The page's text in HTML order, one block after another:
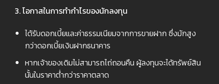
3. โอกาสในการทำกำไรของนักลงทุน
ได้รับดอกเบี้ยและค่าธรรมเนียมจากการขายฝาก ซึ่งมักสูง
กว่าดอกเบี้ยเงินฝากธนาคาร
หากเจ้าของเดิมไม่สามารถไถ่ถอนคืน ผู้ลงทุนจะได้ทรัพย์สิน
นั้นในราคาต่ำกว่าราคาตลาด